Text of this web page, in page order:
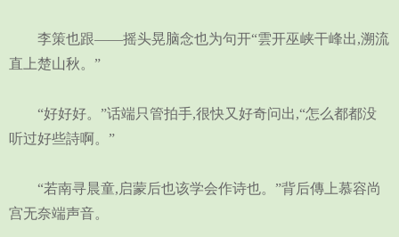
李策也跟——摇头晃脑念也为句开“雲开巫峡干峰出,溯流
直上楚山秋。”
“好好好。”话端只管拍手,很快又好奇问出,“怎么都都没
听过好些詩啊。”
“若南寻晨童,启蒙后也该学会作诗也。”背后傳上慕容尚
宫无奈端声音。